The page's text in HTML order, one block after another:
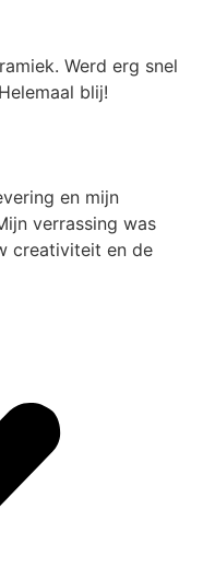
Werd erg snel
blij!
en mijn
verrassing was
creativiteit en de